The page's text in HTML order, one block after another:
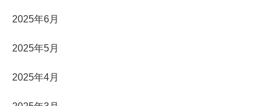
2025年6月
2025年5月
2025年4月